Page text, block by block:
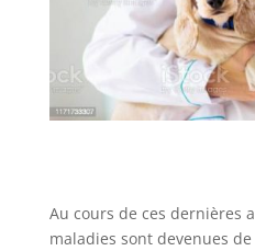
Au cours de ces dernières
maladies sont devenues